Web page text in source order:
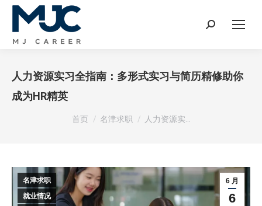
Search:
人力资源实习全指南：多形式实习与简历精修助你
成为HR精英
您在这里：
首页 名津求职 人力资源实…
6 月
6
名津求职
就业情况